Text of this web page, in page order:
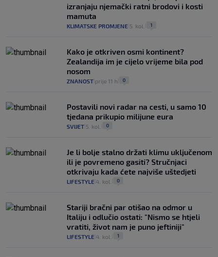
izranjaju njemački ratni brodovi i kosti
mamuta
KLIMATSKE PROMJENE 5. kol. 1
Kako je otkriven osmi kontinent?
Zealandija im je cijelo vrijeme bila pod
nosom
ZNANOST prije 11 h 0
Postavili novi radar na cesti, u samo 10
tjedana prikupio milijune eura
SVIJET 5. kol. 0
Je li bolje stalno držati klimu uključenom
ili je povremeno gasiti? Stručnjaci
otkrivaju kada ćete najviše uštedjeti
LIFESTYLE 4. kol. 0
Stariji bračni par otišao na odmor u
Italiju i odlučio ostati: "Nismo se htjeli
vratiti, život nam je puno jeftiniji"
LIFESTYLE 4. kol. 1